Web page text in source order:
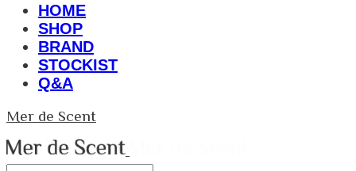
HOME
SHOP
BRAND
STOCKIST
Q&A
Mer de Scent